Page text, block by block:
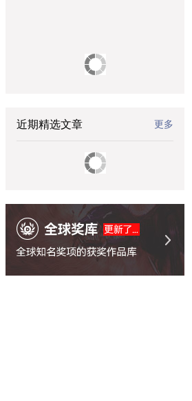
近期精选文章 更多